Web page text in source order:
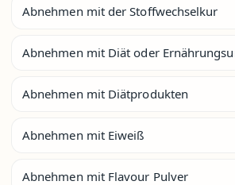
Abnehmen mit der Stoffwechselkur
Abnehmen mit Diät oder
Abnehmen mit Diätprodukten
Abnehmen mit Eiweiß
Abnehmen mit Flavour Pulver